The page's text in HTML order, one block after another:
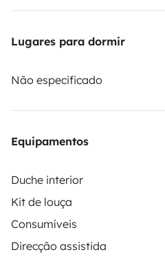
Lugares para dormir
Não especificado
Equipamentos
Duche interior
Kit de louça
Consumíveis
Direcção assistida